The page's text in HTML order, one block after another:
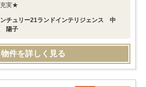
充実★
チュリー21ランドインテリジェンス 中
陽子
物件を詳しく見る